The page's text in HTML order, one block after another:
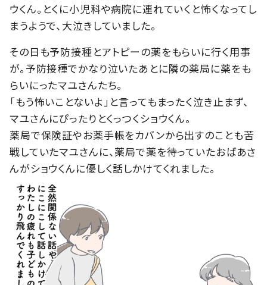
ウくん。とくに小児科や病院に連れていくと怖くなってし
まうようで、大泣きしていました。
その日も予防接種とアトピーの薬をもらいに行く用事
が。予防接種でかなり泣いたあとに隣の薬局に薬をも
らいにったマユさんたち。
「もう怖いことないよ」と言ってもまったく泣き止まず、
マユさんにぴったりとくっつくショウくん。
薬局で保険証やお薬手帳をカバンから出すのことも苦
戦していたマユさんに、薬局で薬を待っていたおばあさ
んがショウくんに優しく話しかけてくれました。